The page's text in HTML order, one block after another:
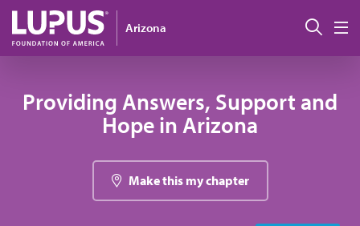
Pasar al contenido principal
Arizona
Providing Answers, Support and
Hope in Arizona
Make this my chapter